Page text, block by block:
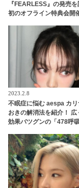
『FEARLESS』の発売
初のオフライン特典会開
2023.2.8
不眠症に悩む aespa カ
おきの解消法を紹介！ 広
効果バツグンの「478呼